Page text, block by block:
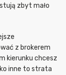
zbyt mało
z brokerem
kierunku chcesz
inne to strata